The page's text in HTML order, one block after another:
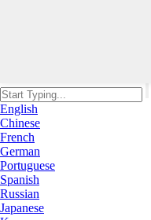
English
Chinese
French
German
Portuguese
Spanish
Russian
Japanese